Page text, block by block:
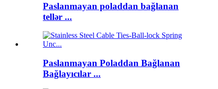
Paslanmayan poladdan bağlanan
tellər ...
Paslanmayan Poladdan Bağlanan
Bağlayıcılar ...